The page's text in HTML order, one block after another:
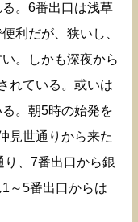
。6番出口は浅草
利だが、狭いし、
。しかも深夜から
れている。或いは
。朝5時の始発を
見世通りから来た
、7番出口から銀
～5番出口からは